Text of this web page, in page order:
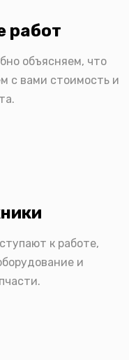
работ
объясняем, что
с вами стоимость и
к работе,
и